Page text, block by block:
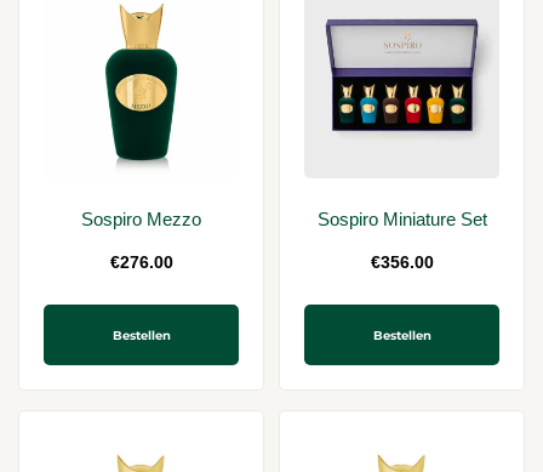
Sospiro Mezzo
€276.00
Bestellen
Sospiro Miniature Set
€356.00
Bestellen